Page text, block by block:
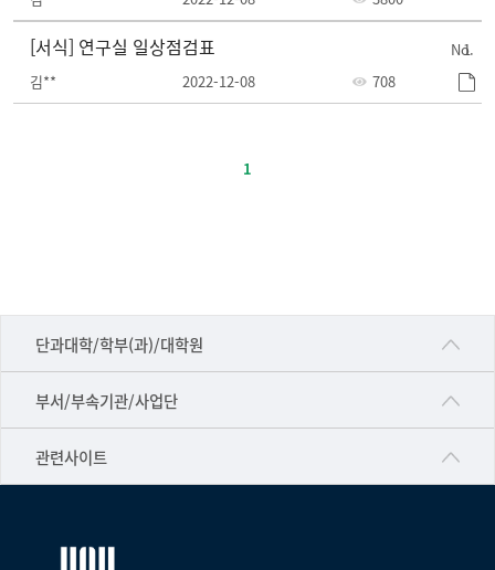
목,
록
1
[서식] 연구실 일상점검표
김** 2022-12-08 708
1
단과대학/학부(과)/대학원
■인문대학
▷국어국문학부
▷일본어·일본학과
▷프랑스어·프랑스학과
부서/부속기관/사업단
공동기기센터
공학교육혁신센터
관련사이트
건강가정지원센터
교수협의회